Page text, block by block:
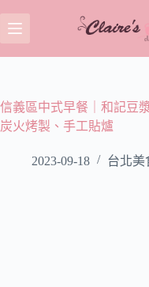
至
主
容
信義區中式早餐｜和記豆
炭火烤製、手工貼爐
2023-09-18 台北美